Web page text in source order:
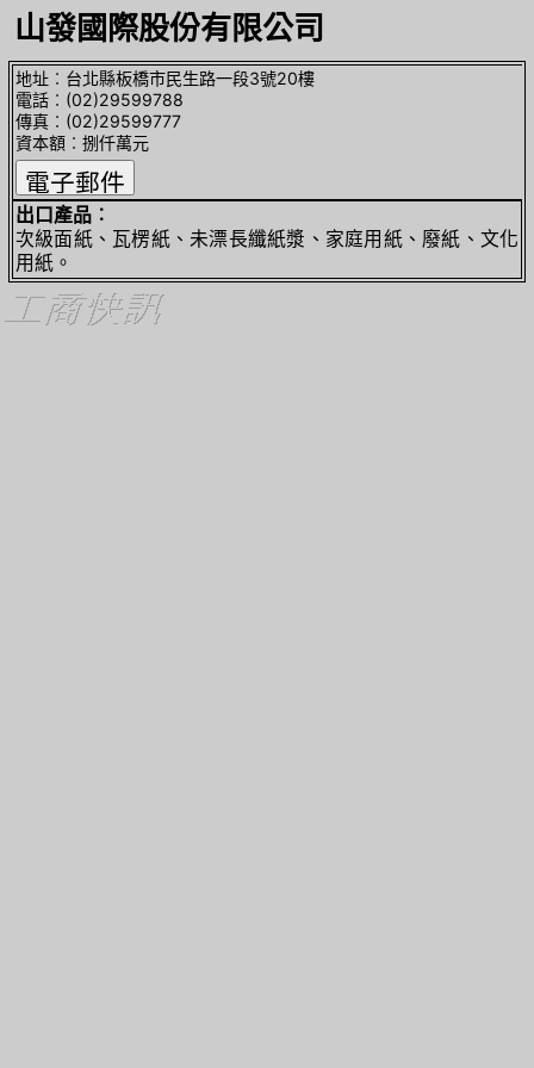
山發國際股份有限公司
地址︰台北縣板橋市民生路一段3號20樓
電話︰(02)29599788
傳真︰(02)29599777
資本額︰捌仟萬元
出口產品︰
次級面紙、瓦楞紙、未漂長纖紙漿、家庭用紙、廢紙、文化
用紙。